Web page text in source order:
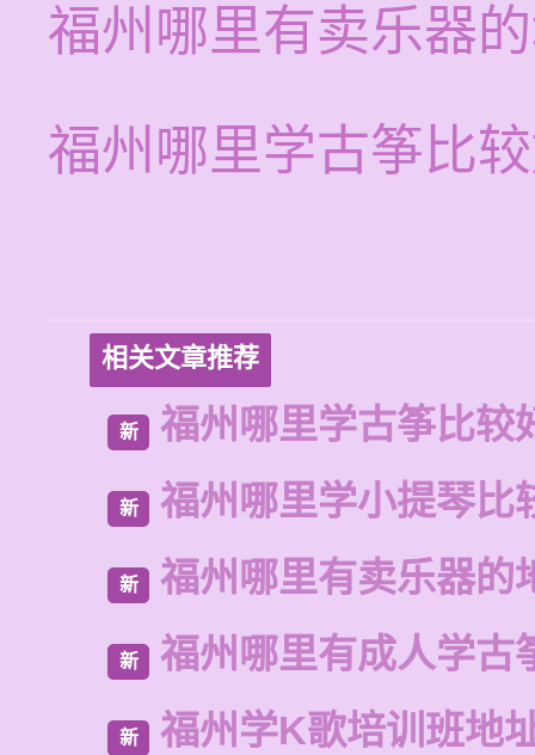
福州哪里有卖乐器
福州哪里学古筝比
相关文章推荐
新 福州哪里学古筝比较
新 福州哪里学小提琴比
新 福州哪里有卖乐器的
新 福州哪里有成人学古
新 福州学K歌培训班地